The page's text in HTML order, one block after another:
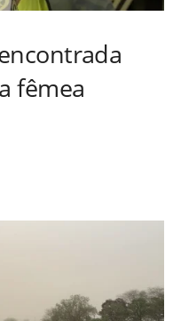
fêmea